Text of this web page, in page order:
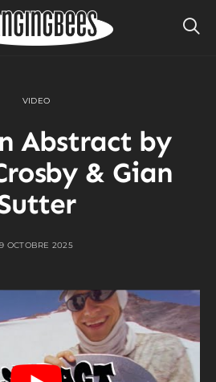
VIDEO
Abstract by
& Gian
9 OCTOBRE 2025